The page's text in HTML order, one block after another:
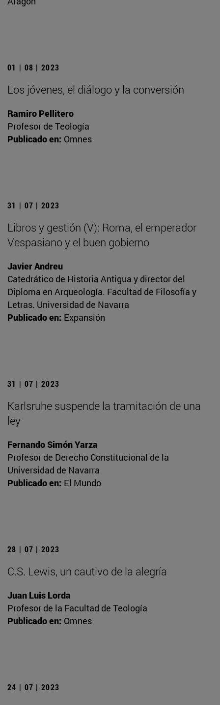
01 | 08 | 2023
Los jóvenes, el diálogo y la conversión
Ramiro Pellitero
Profesor de Teología
Publicado en: Omnes
31 | 07 | 2023
Libros y gestión (V): Roma, el emperador
Vespasiano y el buen gobierno
Javier Andreu
Catedrático de Historia Antigua y director del
Diploma en Arqueología. Facultad de Filosofía y
Letras. Universidad de Navarra
Publicado en: Expansión
31 | 07 | 2023
Karlsruhe suspende la tramitación de una
ley
Fernando Simón Yarza
Profesor de Derecho Constitucional de la
Universidad de Navarra
Publicado en: El Mundo
28 | 07 | 2023
C.S. Lewis, un cautivo de la alegría
Juan Luis Lorda
Profesor de la Facultad de Teología
Publicado en: Omnes
24 | 07 | 2023